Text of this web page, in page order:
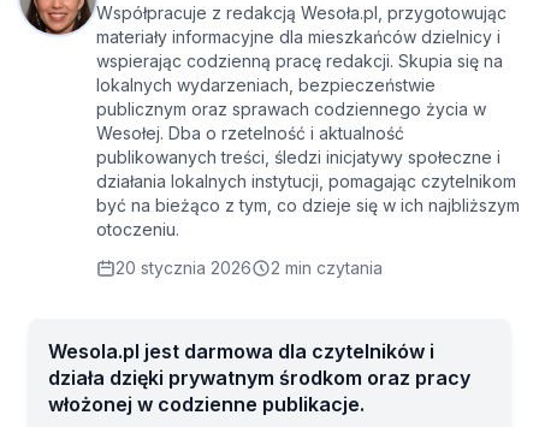
Współpracuje z redakcją Wesoła.pl, przygotowując
materiały informacyjne dla mieszkańców dzielnicy i
wspierając codzienną pracę redakcji. Skupia się na
lokalnych wydarzeniach, bezpieczeństwie
publicznym oraz sprawach codziennego życia w
Wesołej. Dba o rzetelność i aktualność
publikowanych treści, śledzi inicjatywy społeczne i
działania lokalnych instytucji, pomagając czytelnikom
być na bieżąco z tym, co dzieje się w ich najbliższym
otoczeniu.
20 stycznia 2026
2 min czytania
Wesola.pl jest darmowa dla czytelników i
działa dzięki prywatnym środkom oraz pracy
włożonej w codzienne publikacje.